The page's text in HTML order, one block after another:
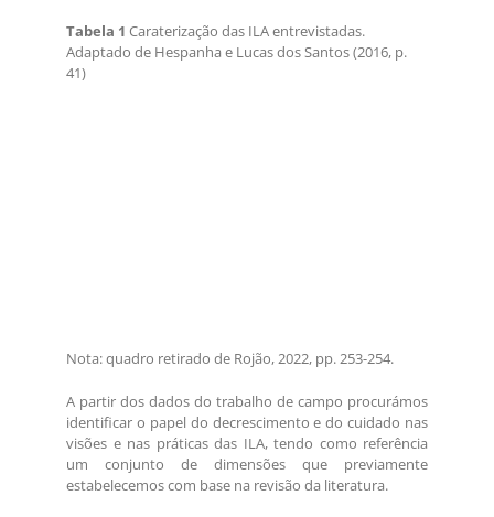
Tabela 1 Caraterização das ILA entrevistadas.
Adaptado de Hespanha e Lucas dos Santos (2016, p.
41)
Nota: quadro retirado de Rojão, 2022, pp. 253-254.
A partir dos dados do trabalho de campo procurámos
identificar o papel do decrescimento e do cuidado nas
visões e nas práticas das ILA, tendo como referência
um conjunto de dimensões que previamente
estabelecemos com base na revisão da literatura.